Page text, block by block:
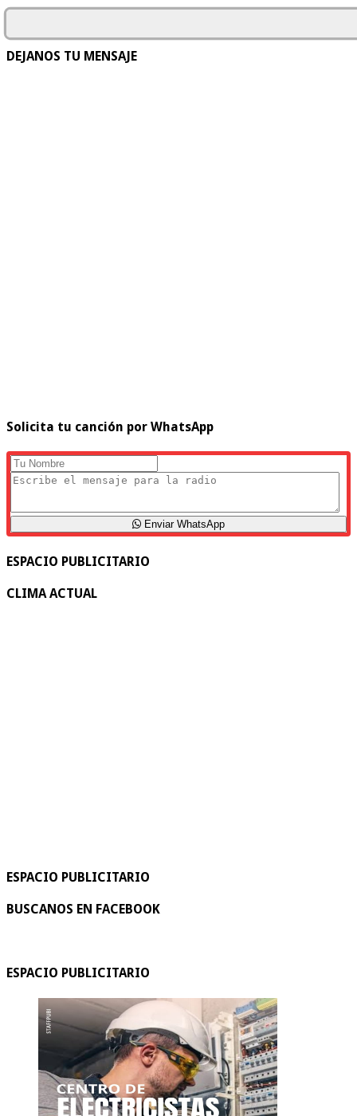
DEJANOS TU MENSAJE
Solicita tu canción por WhatsApp
Enviar WhatsApp
ESPACIO PUBLICITARIO
CLIMA ACTUAL
ESPACIO PUBLICITARIO
BUSCANOS EN FACEBOOK
ESPACIO PUBLICITARIO